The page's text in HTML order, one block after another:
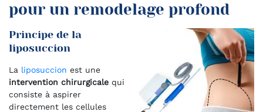
pour un remodelage profond
Principe de la
liposuccion
La liposuccion est une
intervention chirurgicale qui
consiste à aspirer
directement les cellules